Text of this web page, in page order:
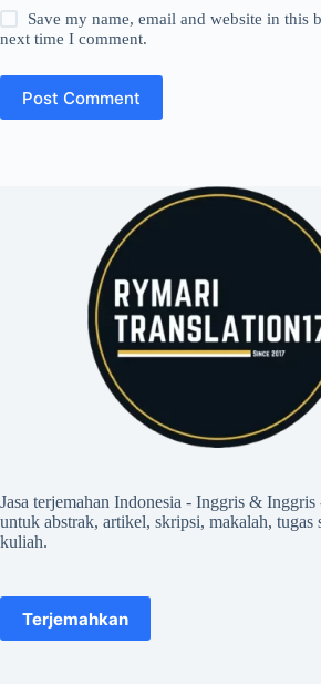
Save my name, email and website in this
next time I comment.
Post Comment
Jasa terjemahan Indonesia - Inggris & Inggris
untuk abstrak, artikel, skripsi, makalah, tugas
kuliah.
Terjemahkan